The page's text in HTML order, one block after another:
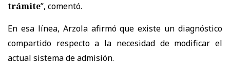
trámite”, comentó.
En esa línea, Arzola afirmó que existe un diagnóstico
compartido respecto a la necesidad de modificar el
actual sistema de admisión.